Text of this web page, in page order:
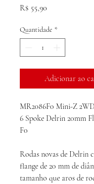
R$ 55,90
Quantidade *
Adicionar ao
MR2086F0 Mini-Z
6 Spoke Delrin 20mm
F0
Rodas novas de Delrin
flange de 20 mm de
tamanho que aros de